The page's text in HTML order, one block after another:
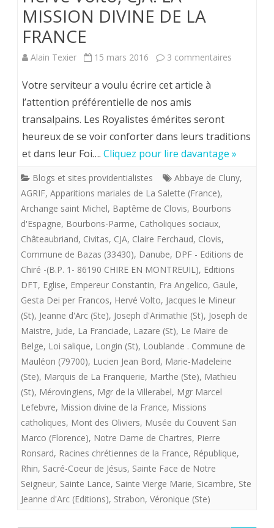
MISSION DIVINE DE LA
FRANCE
Alain Texier 15 mars 2016 3 commentaires
LA
DIVINE
FRANCE
Votre serviteur a voulu écrire cet article à
l’attention préférentielle de nos amis
transalpains. Les Royalistes émérites seront
heureux de se voir conforter dans leurs traditions
et dans leur Foi…. Cliquez pour lire davantage »
Blogs et sites providentialistes Abbaye de Cluny,
AGRIF, Apparitions mariales de La Salette (France),
Archange saint Michel, Baptême de Clovis, Bourbons
d'Espagne, Bourbons-Parme, Catholiques sociaux,
Châteaubriand, Civitas, CJA, Claire Ferchaud, Clovis,
Commune de Bazas (33430), Danube, DPF - Editions de
Chiré -(B.P. 1- 86190 CHIRE EN MONTREUIL), Editions
DFT, Eglise, Empereur Constantin, Fra Angelico, Gaule,
Gesta Dei per Francos, Hervé Volto, Jacques le Mineur
(St), Jeanne d'Arc (Ste), Joseph d'Arimathie (St), Joseph de
Maistre, Jude, La Franciade, Lazare (St), Le Maire de
Belge, Loi salique, Longin (St), Loublande . Commune de
Mauléon (79700), Lucien Jean Bord, Marie-Madeleine
(Ste), Marquis de La Franquerie, Marthe (Ste), Mathieu
(St), Mérovingiens, Mgr de la Villerabel, Mgr Marcel
Lefebvre, Mission divine de la France, Missions
catholiques, Mont des Oliviers, Musée du Couvent San
Marco (Florence), Notre Dame de Chartres, Pierre
Ronsard, Racines chrétiennes de la France, République,
Rhin, Sacré-Coeur de Jésus, Sainte Face de Notre
Seigneur, Sainte Lance, Sainte Vierge Marie, Sicambre, Ste
Jeanne d'Arc (Editions), Strabon, Véronique (Ste)